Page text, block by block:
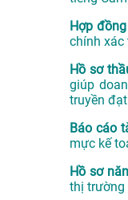
Hợp
chính xác
Hồ sơ
giúp
truyền
Báo cáo
mực kế
Hồ sơ
thị trường